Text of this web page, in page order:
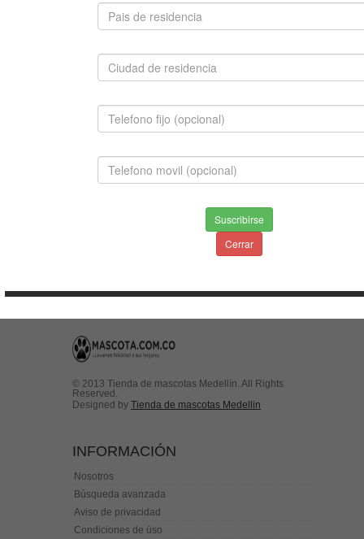
$1,500,000.00
INFORMACION
© 2013 Tienda de mascotas Medellín. All Rights
Reserved.
Designed by Tienda de mascotas Medellin
INFORMACIÓN
Nosotros
Búsqueda avanzada
Aviso de privacidad
Condiciones de úso
Suscribirse
Cerrar